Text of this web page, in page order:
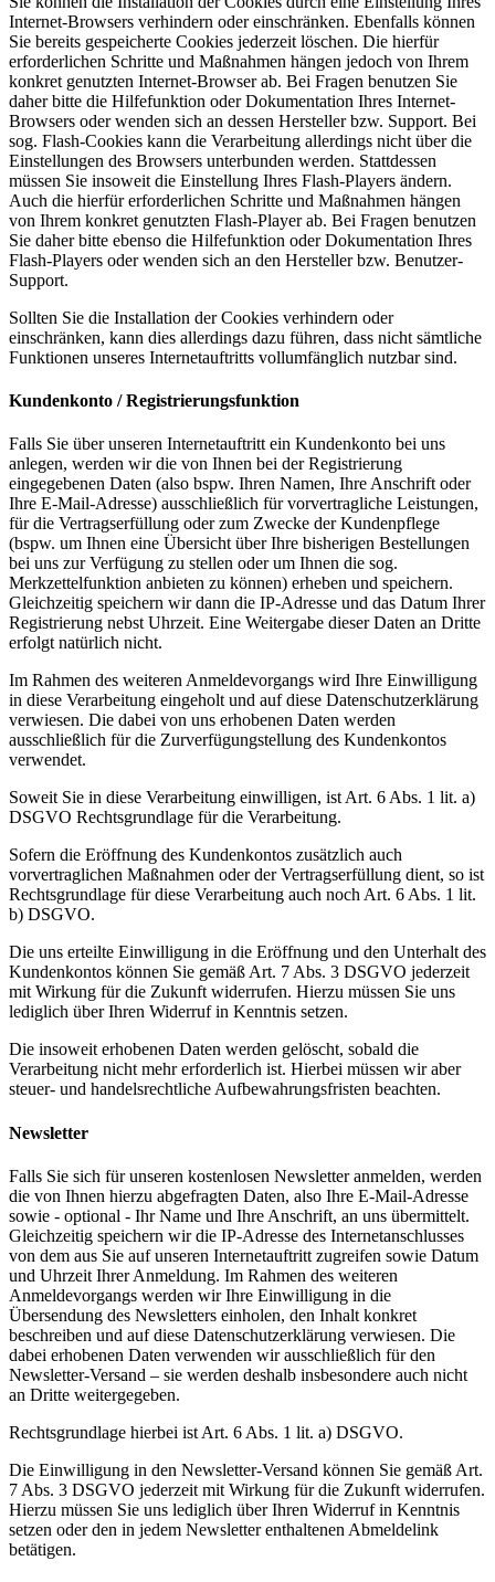
Internet-Browsers verhindern oder einschränken. Ebenfalls können
Sie bereits gespeicherte Cookies jederzeit löschen. Die hierfür
erforderlichen Schritte und Maßnahmen hängen jedoch von Ihrem
konkret genutzten Internet-Browser ab. Bei Fragen benutzen Sie
daher bitte die Hilfefunktion oder Dokumentation Ihres Internet-
Browsers oder wenden sich an dessen Hersteller bzw. Support. Bei
sog. Flash-Cookies kann die Verarbeitung allerdings nicht über die
Einstellungen des Browsers unterbunden werden. Stattdessen
müssen Sie insoweit die Einstellung Ihres Flash-Players ändern.
Auch die hierfür erforderlichen Schritte und Maßnahmen hängen
von Ihrem konkret genutzten Flash-Player ab. Bei Fragen benutzen
Sie daher bitte ebenso die Hilfefunktion oder Dokumentation Ihres
Flash-Players oder wenden sich an den Hersteller bzw. Benutzer-
Support.
Sollten Sie die Installation der Cookies verhindern oder
einschränken, kann dies allerdings dazu führen, dass nicht sämtliche
Funktionen unseres Internetauftritts vollumfänglich nutzbar sind.
Kundenkonto / Registrierungsfunktion
Falls Sie über unseren Internetauftritt ein Kundenkonto bei uns
anlegen, werden wir die von Ihnen bei der Registrierung
eingegebenen Daten (also bspw. Ihren Namen, Ihre Anschrift oder
Ihre E-Mail-Adresse) ausschließlich für vorvertragliche Leistungen,
für die Vertragserfüllung oder zum Zwecke der Kundenpflege
(bspw. um Ihnen eine Übersicht über Ihre bisherigen Bestellungen
bei uns zur Verfügung zu stellen oder um Ihnen die sog.
Merkzettelfunktion anbieten zu können) erheben und speichern.
Gleichzeitig speichern wir dann die IP-Adresse und das Datum Ihrer
Registrierung nebst Uhrzeit. Eine Weitergabe dieser Daten an Dritte
erfolgt natürlich nicht.
Im Rahmen des weiteren Anmeldevorgangs wird Ihre Einwilligung
in diese Verarbeitung eingeholt und auf diese Datenschutzerklärung
verwiesen. Die dabei von uns erhobenen Daten werden
ausschließlich für die Zurverfügungstellung des Kundenkontos
verwendet.
Soweit Sie in diese Verarbeitung einwilligen, ist Art. 6 Abs. 1 lit. a)
DSGVO Rechtsgrundlage für die Verarbeitung.
Sofern die Eröffnung des Kundenkontos zusätzlich auch
vorvertraglichen Maßnahmen oder der Vertragserfüllung dient, so ist
Rechtsgrundlage für diese Verarbeitung auch noch Art. 6 Abs. 1 lit.
b) DSGVO.
Die uns erteilte Einwilligung in die Eröffnung und den Unterhalt des
Kundenkontos können Sie gemäß Art. 7 Abs. 3 DSGVO jederzeit
mit Wirkung für die Zukunft widerrufen. Hierzu müssen Sie uns
lediglich über Ihren Widerruf in Kenntnis setzen.
Die insoweit erhobenen Daten werden gelöscht, sobald die
Verarbeitung nicht mehr erforderlich ist. Hierbei müssen wir aber
steuer- und handelsrechtliche Aufbewahrungsfristen beachten.
Newsletter
Falls Sie sich für unseren kostenlosen Newsletter anmelden, werden
die von Ihnen hierzu abgefragten Daten, also Ihre E-Mail-Adresse
sowie - optional - Ihr Name und Ihre Anschrift, an uns übermittelt.
Gleichzeitig speichern wir die IP-Adresse des Internetanschlusses
von dem aus Sie auf unseren Internetauftritt zugreifen sowie Datum
und Uhrzeit Ihrer Anmeldung. Im Rahmen des weiteren
Anmeldevorgangs werden wir Ihre Einwilligung in die
Übersendung des Newsletters einholen, den Inhalt konkret
beschreiben und auf diese Datenschutzerklärung verwiesen. Die
dabei erhobenen Daten verwenden wir ausschließlich für den
Newsletter-Versand – sie werden deshalb insbesondere auch nicht
an Dritte weitergegeben.
Rechtsgrundlage hierbei ist Art. 6 Abs. 1 lit. a) DSGVO.
Die Einwilligung in den Newsletter-Versand können Sie gemäß Art.
7 Abs. 3 DSGVO jederzeit mit Wirkung für die Zukunft widerrufen.
Hierzu müssen Sie uns lediglich über Ihren Widerruf in Kenntnis
setzen oder den in jedem Newsletter enthaltenen Abmeldelink
betätigen.